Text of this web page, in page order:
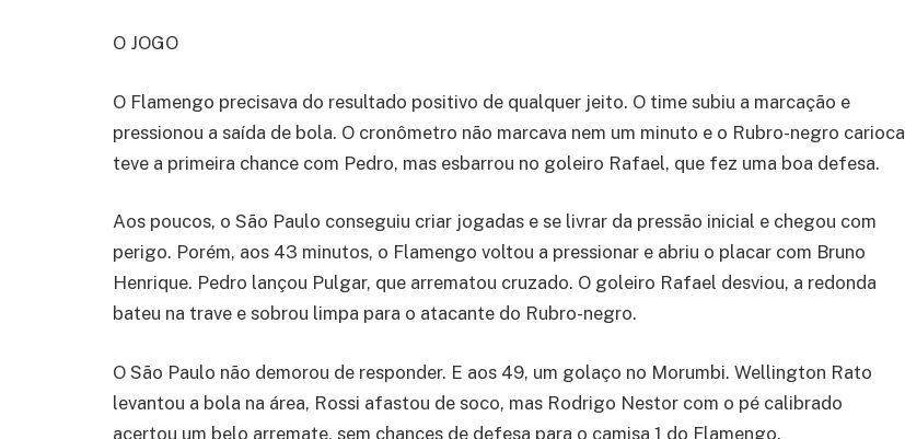
O JOGO
O Flamengo precisava do resultado positivo de qualquer jeito. O time subiu a marcação e
pressionou a saída de bola. O cronômetro não marcava nem um minuto e o Rubro-negro carioca
teve a primeira chance com Pedro, mas esbarrou no goleiro Rafael, que fez uma boa defesa.
Aos poucos, o São Paulo conseguiu criar jogadas e se livrar da pressão inicial e chegou com
perigo. Porém, aos 43 minutos, o Flamengo voltou a pressionar e abriu o placar com Bruno
Henrique. Pedro lançou Pulgar, que arrematou cruzado. O goleiro Rafael desviou, a redonda
bateu na trave e sobrou limpa para o atacante do Rubro-negro.
O São Paulo não demorou de responder. E aos 49, um golaço no Morumbi. Wellington Rato
levantou a bola na área, Rossi afastou de soco, mas Rodrigo Nestor com o pé calibrado
acertou um belo arremate, sem chances de defesa para o camisa 1 do Flamengo.